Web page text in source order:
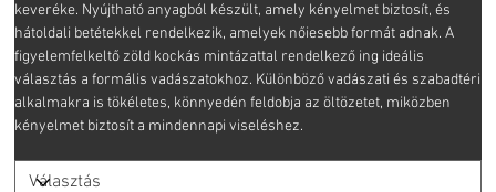
keveréke. Nyújtható anyagból készült, amely kényelmet biztosít, és
hátoldali betétekkel rendelkezik, amelyek nőiesebb formát adnak. A
figyelemfelkeltő zöld kockás mintázattal rendelkező ing ideális
választás a formális vadászatokhoz. Különböző vadászati és szabadtéri
alkalmakra is tökéletes, könnyedén feldobja az öltözetet, miközben
kényelmet biztosít a mindennapi viseléshez.